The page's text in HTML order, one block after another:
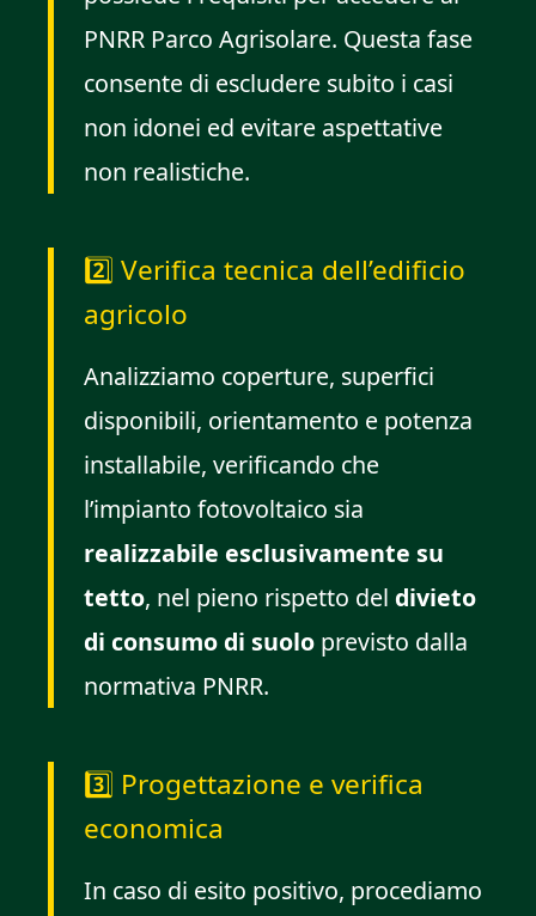
PNRR Parco Agrisolare. Questa fase
consente di escludere subito i casi
non idonei ed evitare aspettative
non realistiche.
2️⃣ Verifica tecnica dell’edificio
agricolo
Analizziamo coperture, superfici
disponibili, orientamento e potenza
installabile, verificando che
l’impianto fotovoltaico sia
realizzabile esclusivamente su
tetto, nel pieno rispetto del divieto
di consumo di suolo previsto dalla
normativa PNRR.
3️⃣ Progettazione e verifica
economica
In caso di esito positivo, procediamo